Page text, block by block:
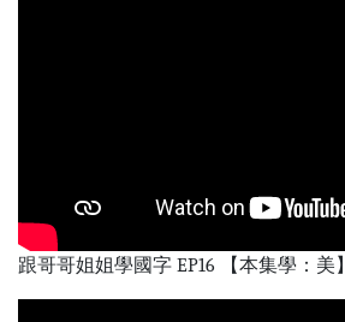
跟哥哥姐姐學國字 EP16 【本集學：美】